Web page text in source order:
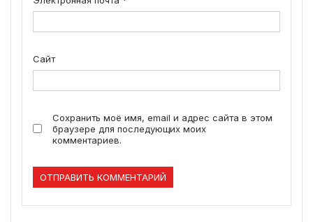
Сайт
Сохранить моё имя, email и адрес сайта в этом
браузере для последующих моих
комментариев.